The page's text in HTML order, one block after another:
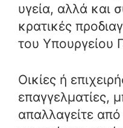
υγεία, αλλά και
κρατικές
του Υπουργείου
Οικίες ή
επαγγελματίες,
απαλλαγείτε